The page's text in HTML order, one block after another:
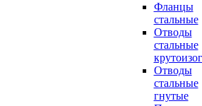
Фланцы
стальные
Отводы
стальные
Отводы
стальные
гнутые